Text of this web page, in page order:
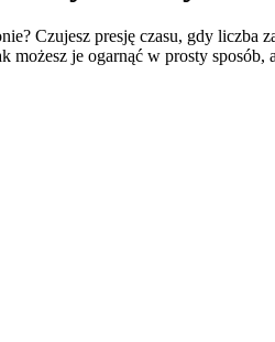
Czujesz presję czasu, gdy
je ogarnąć w prosty sposób,